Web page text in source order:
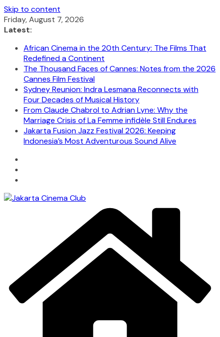
Skip to content
Friday, August 7, 2026
Latest:
African Cinema in the 20th Century: The Films That
Redefined a Continent
The Thousand Faces of Cannes: Notes from the 2026
Cannes Film Festival
Sydney Reunion: Indra Lesmana Reconnects with
Four Decades of Musical History
From Claude Chabrol to Adrian Lyne: Why the
Marriage Crisis of La Femme infidèle Still Endures
Jakarta Fusion Jazz Festival 2026: Keeping
Indonesia’s Most Adventurous Sound Alive